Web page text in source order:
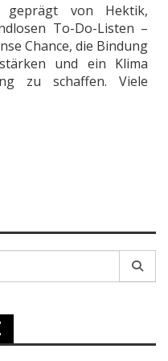
von Hektik,
To-Do-Listen –
Chance, die Bindung
und ein Klima
zu schaffen. Viele